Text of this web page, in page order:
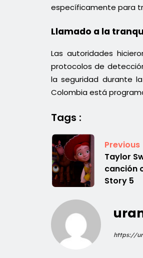
específicamente para
Llamado a la
Las autoridades
protocolos de
la seguridad durante
Colombia está
Tags :
Previous
Taylor
canción
Story 5
https://